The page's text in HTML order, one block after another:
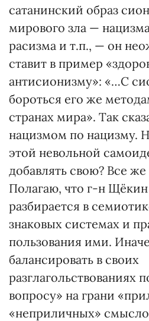
сатанинский образ
мирового зла —
расизма и т.п., — он
ставит в пример
антисионизму»: «…С
бороться его же
странах мира». Так
нацизмом по нацизму.
этой невольной
добавлять свою? Все
Полагаю, что г-н
разбирается в
знаковых системах и
пользования ими.
балансировать в своих
разглагольствованиях
вопросу» на грани
«неприличных»